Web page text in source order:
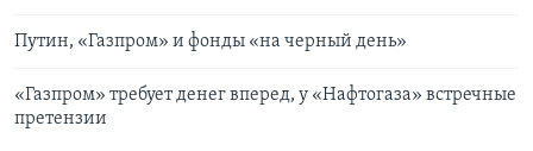
Путин, «Газпром» и фонды «на черный день»
«Газпром» требует денег вперед, у «Нафтогаза» встречные
претензии